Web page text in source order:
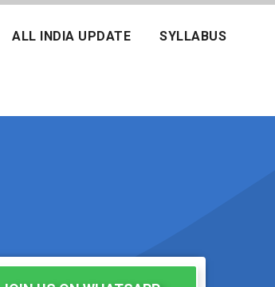
ALL INDIA UPDATE SYLLABUS